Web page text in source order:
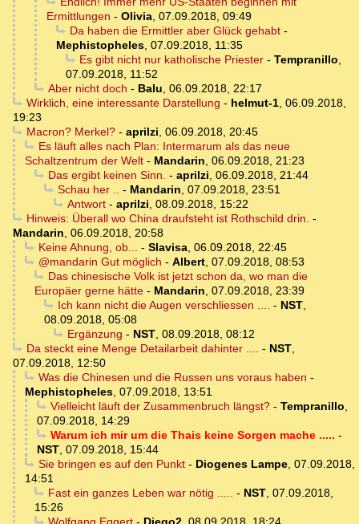
Ermittlungen - Olivia, 07.09.2018, 09:49
Da haben die Ermittler aber Glück gehabt-
Mephistopheles, 07.09.2018, 11:35
Es gibt nicht nur katholische Priester- Tempranillo,
07.09.2018, 11:52
Aber nicht doch - Balu, 06.09.2018, 22:17
Wirklich, eine interessante Darstellung - helmut-1, 06.09.2018,
19:23
Macron? Merkel?- aprilzi, 06.09.2018, 20:45
Es läuft alles nach Plan: Intermarum als das neue
Schaltzentrum der Welt - Mandarin, 06.09.2018, 21:23
Das ergibt keinen Sinn. - aprilzi, 06.09.2018, 21:44
Schau her .. - Mandarin, 07.09.2018, 23:51
Antwort- aprilzi, 08.09.2018, 15:22
Hinweis: Überall wo China draufsteht ist Rothschild drin. -
Mandarin, 06.09.2018, 20:58
Keine Ahnung, ob... - Slavisa, 06.09.2018, 22:45
@mandarin Gut möglich - Albert, 07.09.2018, 08:53
Das chinesische Volk ist jetzt schon da, wo man die
Europäer gerne hätte - Mandarin, 07.09.2018, 23:39
Ich kann nicht die Augen verschliessen .... - NST,
08.09.2018, 05:08
Ergänzung - NST, 08.09.2018, 08:12
Da steckt eine Menge Detailarbeit dahinter .... - NST,
07.09.2018, 12:50
Was die Chinesen und die Russen uns voraus haben -
Mephistopheles, 07.09.2018, 13:51
Vielleicht läuft der Zusammenbruch längst?- Tempranillo,
07.09.2018, 14:29
Warum ich mir um die Thais keine Sorgen mache ..... -
NST, 07.09.2018, 15:44
Sie bringen es auf den Punkt- Diogenes Lampe, 07.09.2018,
14:51
Fast ein ganzes Leben war nötig ..... - NST, 07.09.2018,
15:26